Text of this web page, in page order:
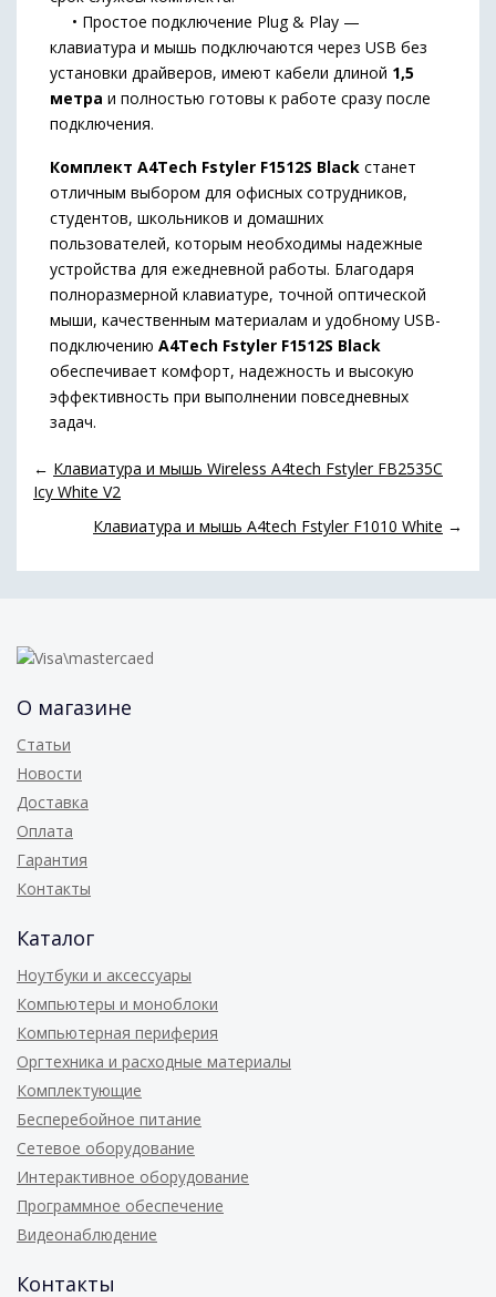
• Простое подключение Plug & Play —
клавиатура и мышь подключаются через USB без
установки драйверов, имеют кабели длиной 1,5
метра и полностью готовы к работе сразу после
подключения.
Комплект A4Tech Fstyler F1512S Black станет
отличным выбором для офисных сотрудников,
студентов, школьников и домашних
пользователей, которым необходимы надежные
устройства для ежедневной работы. Благодаря
полноразмерной клавиатуре, точной оптической
мыши, качественным материалам и удобному USB-
подключению A4Tech Fstyler F1512S Black
обеспечивает комфорт, надежность и высокую
эффективность при выполнении повседневных
задач.
← Клавиатура и мышь Wireless A4tech Fstyler FB2535C
Icy White V2
Клавиатура и мышь A4tech Fstyler F1010 White →
О магазине
Статьи
Новости
Доставка
Оплата
Гарантия
Контакты
Каталог
Ноутбуки и аксессуары
Компьютеры и моноблоки
Компьютерная периферия
Оргтехника и расходные материалы
Комплектующие
Бесперебойное питание
Сетевое оборудование
Интерактивное оборудование
Программное обеспечение
Видеонаблюдение
Контакты